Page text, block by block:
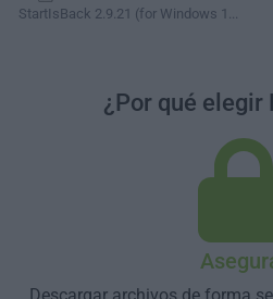
StartIsBack 2.9.21 (for Windows 1...
¿Por qué elegir